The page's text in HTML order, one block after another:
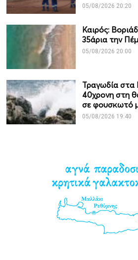
05/08/2026 20:20
Καιρός:
35άρια την
05/08/2026 20:00
Τραγωδία στα
40χρονη στη
σε φουσκωτό
05/08/2026 19:40